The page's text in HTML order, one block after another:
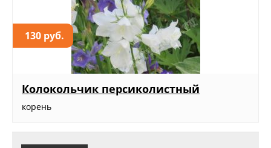
130 руб.
Колокольчик персиколистный
корень